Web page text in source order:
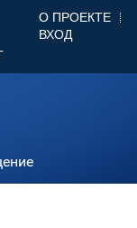
О ПРОЕКТЕ
ВХОД